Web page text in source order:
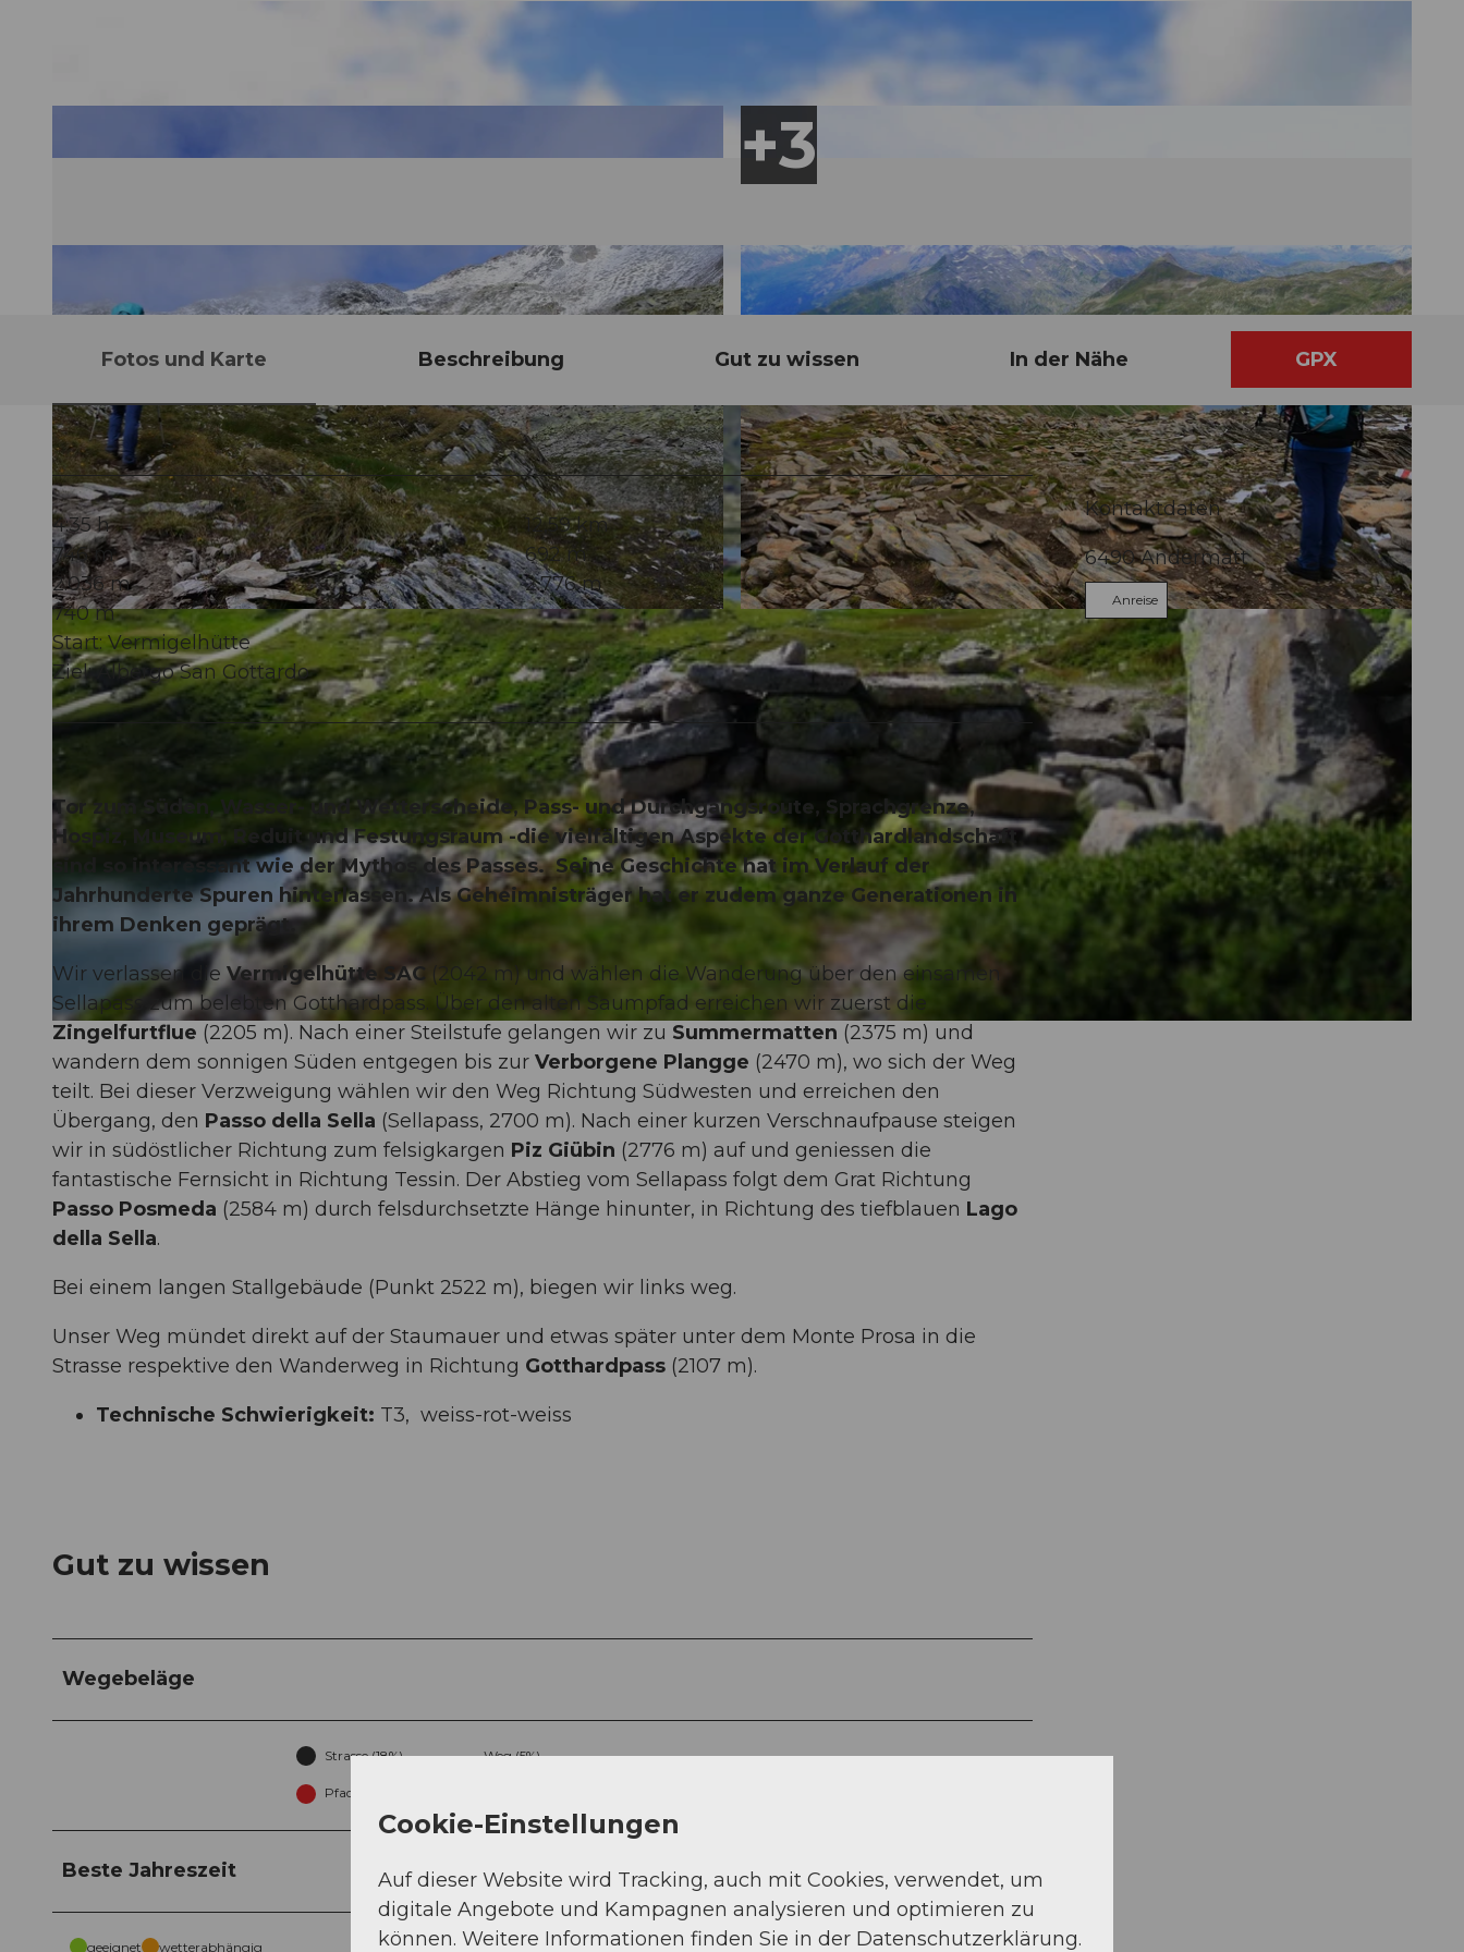
© Sanna Laurén/ Markus Fehlmann, Verein Urner Wanderwege |CC-BY
© Markus Fehlmann, Verein Urner Wanderwege | CC-BY © Markus Fehlmann, Verein Urner Wanderwege |
Fotos und Karte Beschreibung Gut zu wissen In der Nähe GPX
4:35 h
12,59 km
746 m
692 m
2.036 m
2.776 m
740 m
Start: Vermigelhütte
Ziel: Albergo San Gottardo
Tor zum Süden, Wasser- und Wetterscheide, Pass- und Durchgangsroute, Sprachgrenze,
Hospiz, Museum, Reduit und Festungsraum -die vielfältigen Aspekte der Gotthardlandschaft
sind so interessant wie der Mythos des Passes. Seine Geschichte hat im Verlauf der
Jahrhunderte Spuren hinterlassen. Als Geheimnisträger hat er zudem ganze Generationen in
ihrem Denken geprägt.
Wir verlassen die Vermigelhütte SAC (2042 m) und wählen die Wanderung über den einsamen
Sellapass zum belebten Gotthardpass. Über den alten Saumpfad erreichen wir zuerst die
Zingelfurtflue (2205 m). Nach einer Steilstufe gelangen wir zu Summermatten (2375 m) und
wandern dem sonnigen Süden entgegen bis zur Verborgene Plangge (2470 m), wo sich der Weg
teilt. Bei dieser Verzweigung wählen wir den Weg Richtung Südwesten und erreichen den
Übergang, den Passo della Sella (Sellapass, 2700 m). Nach einer kurzen Verschnaufpause steigen
wir in südöstlicher Richtung zum felsigkargen Piz Giübin (2776 m) auf und geniessen die
fantastische Fernsicht in Richtung Tessin. Der Abstieg vom Sellapass folgt dem Grat Richtung
Passo Posmeda (2584 m) durch felsdurchsetzte Hänge hinunter, in Richtung des tiefblauen Lago
della Sella.
Bei einem langen Stallgebäude (Punkt 2522 m), biegen wir links weg.
Unser Weg mündet direkt auf der Staumauer und etwas später unter dem Monte Prosa in die
Strasse respektive den Wanderweg in Richtung Gotthardpass (2107 m).
Technische Schwierigkeit: T3, weiss-rot-weiss
Gut zu wissen
Wegebeläge
Strasse (18%) Weg (5%)
Pfad (77%)
Beste Jahreszeit
geeignet wetterabhängig
Kontaktdaten
6490Andermatt
Anreise
Cookie-Einstellungen
Auf dieser Website wird Tracking, auch mit Cookies, verwendet, um
digitale Angebote und Kampagnen analysieren und optimieren zu
können. Weitere Informationen finden Sie in der Datenschutzerklärung.